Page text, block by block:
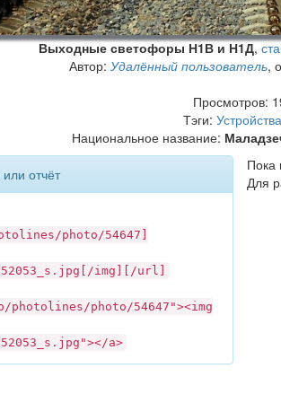
Выходные светофоры Н1В и Н1Д,
Автор: Удалённый пользователь,
Просмотров:
Тэги:
Национальное название:
отчёт
photo/54647]
img][/url]
/photolines/photo/54647"><img
a>
Пока
Для